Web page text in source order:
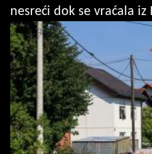
nesreći dok se vraćala iz